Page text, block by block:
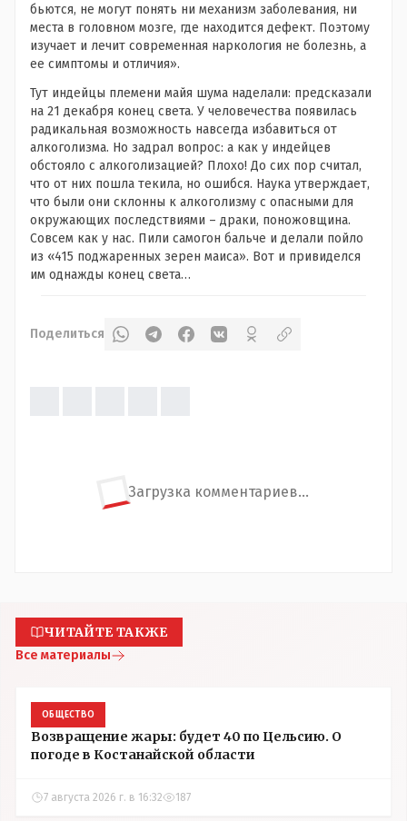
бьются, не могут понять ни механизм заболевания, ни
места в головном мозге, где находится дефект. Поэтому
изучает и лечит современная наркология не болезнь, а
ее симптомы и отличия».
Тут индейцы племени майя шума наделали: предсказали
на 21 декабря конец света. У человечества появилась
радикальная возможность навсегда избавиться от
алкоголизма. Но задрал вопрос: а как у индейцев
обстояло с алкоголизацией? Плохо! До сих пор считал,
что от них пошла текила, но ошибся. Наука утверждает,
что были они склонны к алкоголизму с опасными для
окружающих последствиями – драки, поножовщина.
Совсем как у нас. Пили самогон бальче и делали пойло
из «415 поджаренных зерен маиса». Вот и привиделся
им однажды конец света…
Поделиться
Загрузка комментариев...
ЧИТАЙТЕ ТАКЖЕ
Все материалы
ОБЩЕСТВО
Возвращение жары: будет 40 по Цельсию. О
погоде в Костанайской области
7 августа 2026 г. в 16:32 187